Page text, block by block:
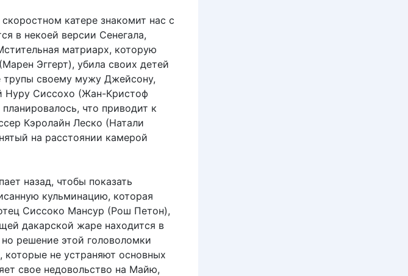
катере знакомит нас с
в некоей версии Сенегала,
матриарх, которую
Эггерт), убила своих детей
трупы своему мужу Джейсону,
Нуру Сиссохо (Жан-Кристоф
что приводит к
Кэролайн Леско (Натали
на расстоянии камерой
назад, чтобы показать
кульминацию, которая
Сиссоко Мансур (Рош Петон),
дакарской жаре находится в
решение этой головоломки
которые не устраняют основных
свое недовольство на Майю,